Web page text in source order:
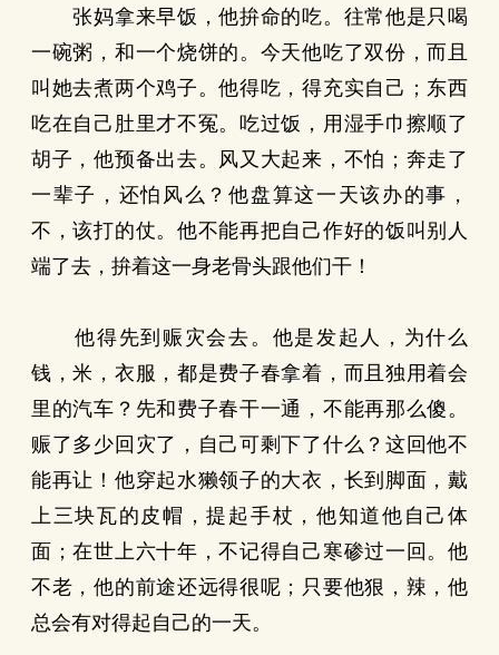
张妈拿来早饭，他拚命的吃。往常他是只喝
一碗粥，和一个烧饼的。今天他吃了双份，而且
叫她去煮两个鸡子。他得吃，得充实自己；东西
吃在自己肚里才不冤。吃过饭，用湿手巾擦顺了
胡子，他预备出去。风又大起来，不怕；奔走了
一辈子，还怕风么？他盘算这一天该办的事，
不，该打的仗。他不能再把自己作好的饭叫别人
端了去，拚着这一身老骨头跟他们干！
他得先到赈灾会去。他是发起人，为什么
钱，米，衣服，都是费子春拿着，而且独用着会
里的汽车？先和费子春干一通，不能再那么傻。
赈了多少回灾了，自己可剩下了什么？这回他不
能再让！他穿起水獭领子的大衣，长到脚面，戴
上三块瓦的皮帽，提起手杖，他知道他自己体
面；在世上六十年，不记得自己寒碜过一回。他
不老，他的前途还远得很呢；只要他狠，辣，他
总会有对得起自己的一天。